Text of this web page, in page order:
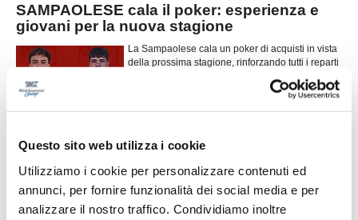
Questo sito web utilizza i cookie
Utilizziamo i cookie per personalizzare contenuti ed
annunci, per fornire funzionalità dei social media e per
analizzare il nostro traffico. Condividiamo inoltre
SAMPAOLESE cala il poker: esperienza e
giovani per la nuova stagione
La Sampaolese cala un poker di acquisti in vista
della prossima stagione, rinforzando tutti i reparti
con un mix di giovani di prospettiva ed elementi
di esperienza. In attacco arriva Giuseppe Di
LEONESSA MONTORO. Tanti volti nuovi per
mister Santinelli
La Leonessa Montoro è molto attiva sul mercato e